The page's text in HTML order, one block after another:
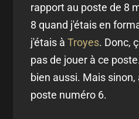
rapport au poste de 8
8 quand j'étais en
j'étais àTroyes. Donc,
pas de jouer à ce
bien aussi. Mais sinon,
poste numéro 6.